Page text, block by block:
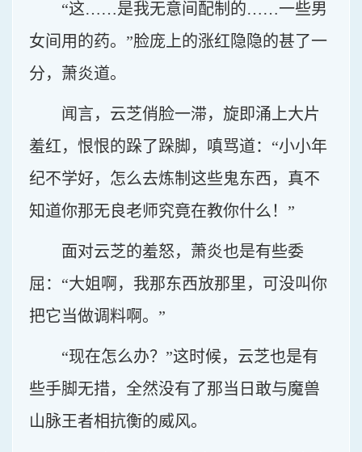
“这……是我无意间配制的……一些男
女间用的药。”脸庞上的涨红隐隐的甚了一
分，萧炎道。
闻言，云芝俏脸一滞，旋即涌上大片
羞红，恨恨的跺了跺脚，嗔骂道：“小小年
纪不学好，怎么去炼制这些鬼东西，真不
知道你那无良老师究竟在教你什么！”
面对云芝的羞怒，萧炎也是有些委
屈：“大姐啊，我那东西放那里，可没叫你
把它当做调料啊。”
“现在怎么办？”这时候，云芝也是有
些手脚无措，全然没有了那当日敢与魔兽
山脉王者相抗衡的威风。